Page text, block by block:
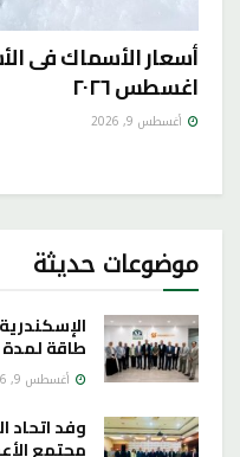
اغسطس ٢٠٢٦
أغسطس 9, 2026
موضوعات حديثة
طاقة لمدة 30 عاما مع شركة SolarizEgypt
أغسطس 9, 2026
وفد اتحاد
مجتمع